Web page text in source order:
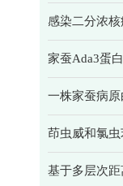
感染二分浓
家蚕Ada3蛋
一株家蚕病
茚虫威和氯
基于多层次